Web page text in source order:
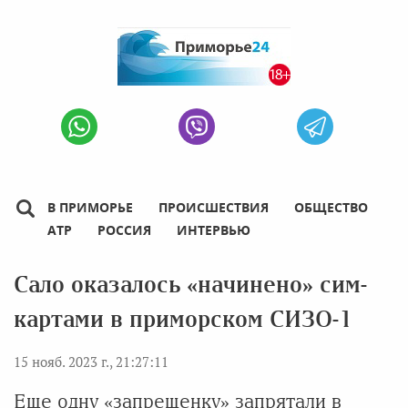
В ПРИМОРЬЕ ПРОИСШЕСТВИЯ
ОБЩЕСТВО
АТР
РОССИЯ ИНТЕРВЬЮ
Сало оказалось «начинено» сим-
картами в приморском СИЗО-1
15 нояб. 2023 г., 21:27:11
Еще одну «запрещенку» запрятали в